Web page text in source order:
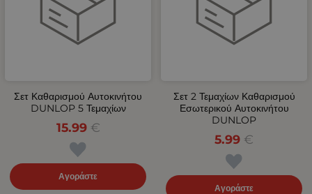
Σετ Καθαρισμού Αυτοκινήτου
DUNLOP 5 Τεμαχίων
15.99 €
Αγοράστε
Σετ 2 Τεμαχίων Καθαρισμού
Εσωτερικού Αυτοκινήτου
DUNLOP
5.99 €
Αγοράστε